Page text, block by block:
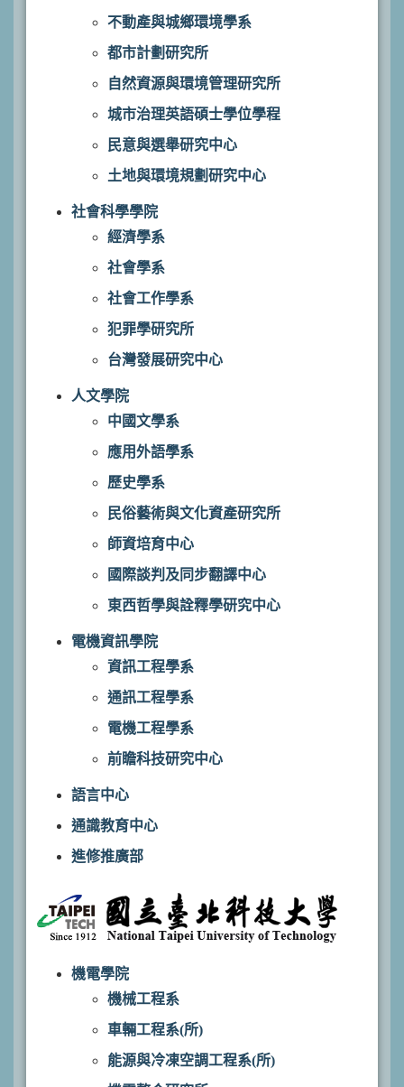
不動產與城鄉環境學系
都市計劃研究所
自然資源與環境管理研究所
城市治理英語碩士學位學程
民意與選舉研究中心
土地與環境規劃研究中心
社會科學學院
經濟學系
社會學系
社會工作學系
犯罪學研究所
台灣發展研究中心
人文學院
中國文學系
應用外語學系
歷史學系
民俗藝術與文化資產研究所
師資培育中心
國際談判及同步翻譯中心
東西哲學與詮釋學研究中心
電機資訊學院
資訊工程學系
通訊工程學系
電機工程學系
前瞻科技研究中心
語言中心
通識教育中心
進修推廣部
機電學院
機械工程系
車輛工程系(所)
能源與冷凍空調工程系(所)